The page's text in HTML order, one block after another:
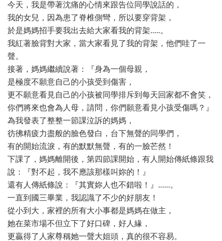
今天，我是帶著沈痛的心情來跟告位同學說話的，
我的女兒，因為患了脊椎側彎，所以要穿背架，
於是媽媽招手要我出去給大家看我的背架.....。
我紅著臉背對大家，當大家看見了我的背架，他們哇了一
聲。
接著，媽媽繼續說著：『身為一個母親，
是極度不願意自己的小孩受到傷害，
更不願意看見自己的小孩被同學排斥到每天回家都不會笑，
你們將來也會為人母，請問，你們願意看見小孩受傷嗎？』
為我發表了整整一節課泣訴的媽媽，
彷彿精疲力盡般的臉色發白，台下無聲的同學們，
有的開始流淚，有的默默無聲，有的一臉芒然！
下課了，媽媽離開後，第四節課開始，有人開始傳紙條跟我
說：『對不起，我不應該那樣叫妳的！』
還有人傳紙條說：『其實妳人也不錯啦！』......。
一直到國三畢業，我認識了不少的好朋友！
從小到大，家裡的所有大小事都是媽媽在做主，
她在菜市場不但立下了好口碑，好人緣，
更贏得了人家尊稱她一聲大姐頭，真的很不容易。